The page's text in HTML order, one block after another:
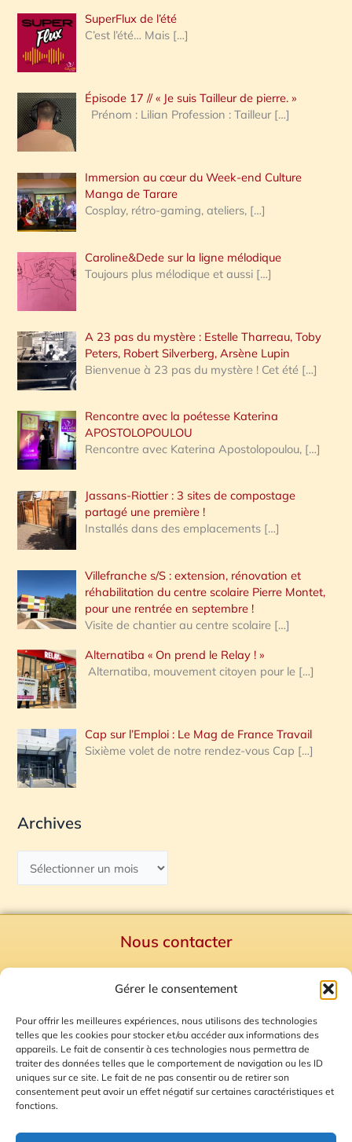
Gérer le consentement
Pour offrir les meilleures expériences, nous utilisons des technologies
telles que les cookies pour stocker et/ou accéder aux informations des
appareils. Le fait de consentir à ces technologies nous permettra de
traiter des données telles que le comportement de navigation ou les ID
uniques sur ce site. Le fait de ne pas consentir ou de retirer son
consentement peut avoir un effet négatif sur certaines caractéristiques et
fonctions.
e
r
c
h
e
:
SuperFlux de l’été
C’est l’été… Mais […]
Épisode 17 // « Je suis Tailleur de pierre. »
Prénom : Lilian Profession : Tailleur […]
Immersion au cœur du Week-end Culture
Manga de Tarare
Cosplay, rétro-gaming, ateliers, […]
Caroline&Dede sur la ligne mélodique
Toujours plus mélodique et aussi […]
A 23 pas du mystère : Estelle Tharreau, Toby
Peters, Robert Silverberg, Arsène Lupin
Bienvenue à 23 pas du mystère ! Cet été […]
Rencontre avec la poétesse Katerina
APOSTOLOPOULOU
Rencontre avec Katerina Apostolopoulou, […]
Jassans-Riottier : 3 sites de compostage
partagé une première !
Installés dans des emplacements […]
Villefranche s/S : extension, rénovation et
réhabilitation du centre scolaire Pierre Montet,
pour une rentrée en septembre !
Visite de chantier au centre scolaire […]
Alternatiba « On prend le Relay ! »
Alternatiba, mouvement citoyen pour le […]
Cap sur l’Emploi : Le Mag de France Travail
Sixième volet de notre rendez-vous Cap […]
Archives
Nous contacter
Mentions Légales
Plan du site
Gestion des Cookies